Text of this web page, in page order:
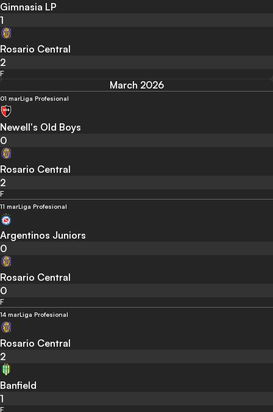
Gimnasia LP
1
Rosario Central
2
F
March 2026
01 marLiga Profesional
Newell's Old Boys
0
Rosario Central
2
F
11 marLiga Profesional
Argentinos Juniors
0
Rosario Central
0
F
14 marLiga Profesional
Rosario Central
2
Banfield
1
F